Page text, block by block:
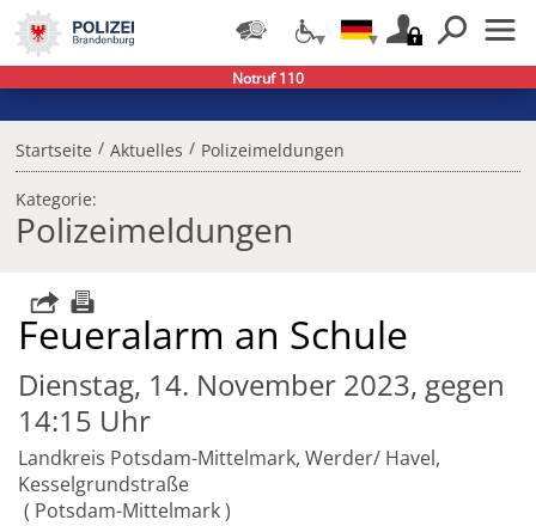
Startseite / Aktuelles / Polizeimeldungen
Kategorie:
Polizeimeldungen
Feueralarm an Schule
Dienstag, 14. November 2023, gegen
14:15 Uhr
Landkreis Potsdam-Mittelmark, Werder/ Havel,
Kesselgrundstraße
Potsdam-Mittelmark
Notruf 110